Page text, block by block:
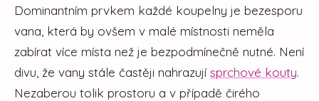
Dominantním prvkem každé koupelny je bezesporu
vana, která by ovšem v malé místnosti neměla
zabírat více místa než je bezpodmínečně nutné. Není
divu, že vany stále častěji nahrazují sprchové kouty.
Nezaberou tolik prostoru a v případě čirého